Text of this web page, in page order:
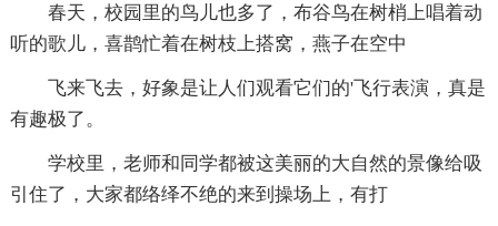
春天，校园里的鸟儿也多了，布谷鸟在树梢上唱着动
听的歌儿，喜鹊忙着在树枝上搭窝，燕子在空中
飞来飞去，好象是让人们观看它们的'飞行表演，真是
有趣极了。
学校里，老师和同学都被这美丽的大自然的景像给吸
引住了，大家都络绎不绝的来到操场上，有打